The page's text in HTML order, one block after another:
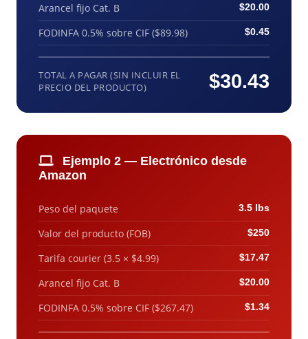
Arancel fijo Cat. B $20.00
FODINFA 0.5% sobre CIF ($89.98) $0.45
TOTAL A PAGAR (SIN INCLUIR EL
PRECIO DEL PRODUCTO)
$30.43
Ejemplo 2 — Electrónico desde
Amazon
Peso del paquete 3.5 lbs
Valor del producto (FOB) $250
Tarifa courier (3.5 × $4.99) $17.47
Arancel fijo Cat. B $20.00
FODINFA 0.5% sobre CIF ($267.47) $1.34